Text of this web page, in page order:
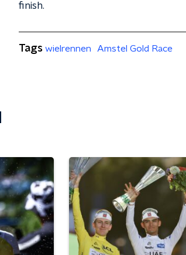
finish.
Tags wielrennen Amstel Gold Race